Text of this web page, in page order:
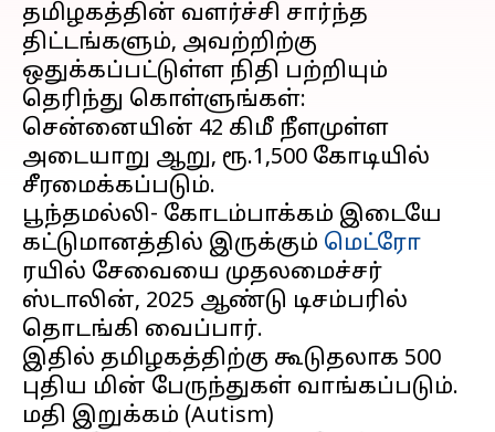
தமிழகத்தின் வளர்ச்சி சார்ந்த
திட்டங்களும், அவற்றிற்கு
ஒதுக்கப்பட்டுள்ள நிதி பற்றியும்
தெரிந்து கொள்ளுங்கள்:
சென்னையின் 42 கிமீ நீளமுள்ள
அடையாறு ஆறு, ரூ.1,500 கோடியில்
சீரமைக்கப்படும்.
பூந்தமல்லி- கோடம்பாக்கம் இடையே
கட்டுமானத்தில் இருக்கும் மெட்ரோ
ரயில் சேவையை முதலமைச்சர்
ஸ்டாலின், 2025 ஆண்டு டிசம்பரில்
தொடங்கி வைப்பார்.
இதில் தமிழகத்திற்கு கூடுதலாக 500
புதிய மின் பேருந்துகள் வாங்கப்படும்.
மதி இறுக்கம் (Autism)